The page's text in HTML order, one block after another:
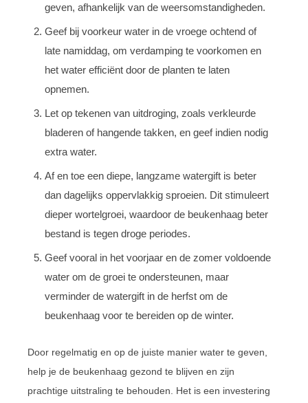
geven, afhankelijk van de weersomstandigheden.
Geef bij voorkeur water in de vroege ochtend of
late namiddag, om verdamping te voorkomen en
het water efficiënt door de planten te laten
opnemen.
Let op tekenen van uitdroging, zoals verkleurde
bladeren of hangende takken, en geef indien nodig
extra water.
Af en toe een diepe, langzame watergift is beter
dan dagelijks oppervlakkig sproeien. Dit stimuleert
dieper wortelgroei, waardoor de beukenhaag beter
bestand is tegen droge periodes.
Geef vooral in het voorjaar en de zomer voldoende
water om de groei te ondersteunen, maar
verminder de watergift in de herfst om de
beukenhaag voor te bereiden op de winter.
Door regelmatig en op de juiste manier water te geven,
help je de beukenhaag gezond te blijven en zijn
prachtige uitstraling te behouden. Het is een investering